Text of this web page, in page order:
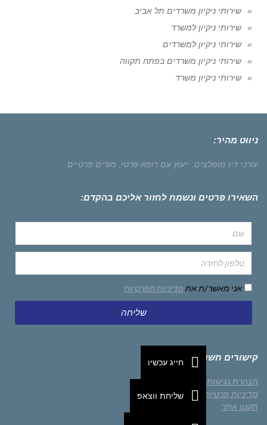
שירותי ניקיון משרדים תל אביב
שירותי ניקיון למשרד
שירותי ניקיון למשרדים
שירותי ניקיון משרדים בפתח תקווה
שירותי ניקיון משרד
ניווט מהיר:
עורכי דין מומלצים. ייעוץ עם רופא פרטי, מורים פרטיים.
השאירו פרטים ונשמח לחזור אליכם בהקדם:
אני מאשר/ת את מדיניות הפרטיות
שליחה
קישורים חשובים
הצהרת נגישות
מדיניות פרטיות
תקנון אתר
חייג עכשיו
שליחת ווצאפ